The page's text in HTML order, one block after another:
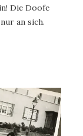
Die Doofe
an sich.